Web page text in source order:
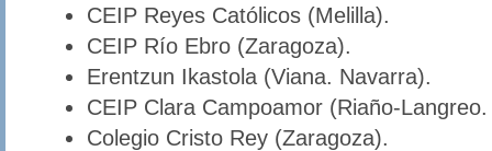
CEIP Reyes Católicos (Melilla).
CEIP Río Ebro (Zaragoza).
Erentzun Ikastola (Viana. Navarra).
CEIP Clara Campoamor (Riaño-
Colegio Cristo Rey (Zaragoza).